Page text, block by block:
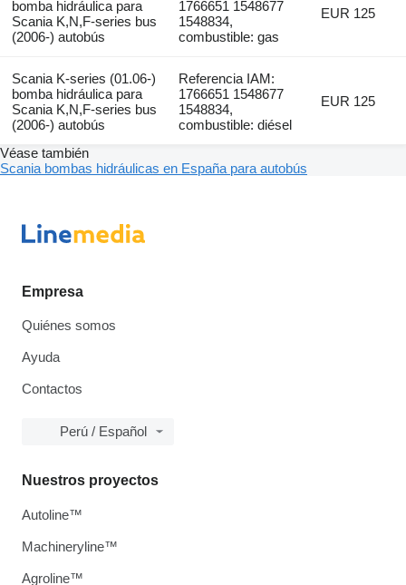
bomba hidráulica para
Scania K,N,F-series bus
(2006-) autobús
1766651 1548677
1548834,
combustible: gas
EUR 125
Scania K-series (01.06-)
bomba hidráulica para
Scania K,N,F-series bus
(2006-) autobús
Referencia IAM:
1766651 1548677
1548834,
combustible: diésel
EUR 125
Véase también
Scania bombas hidráulicas en España para autobús
Empresa
Quiénes somos
Ayuda
Contactos
Perú / Español
Nuestros proyectos
Autoline™
Machineryline™
Agroline™